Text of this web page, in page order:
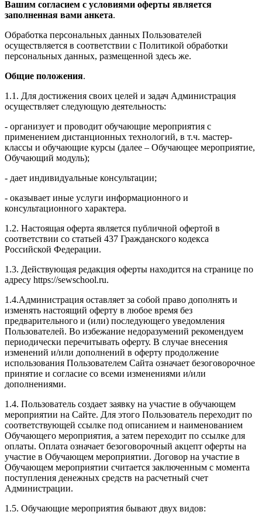
Вашим согласием с условиями оферты является
заполненная вами анкета.
Обработка персональных данных Пользователей
осуществляется в соответствии с Политикой обработки
персональных данных, размещенной здесь же.
Общие положения.
1.1. Для достижения своих целей и задач Администрация
осуществляет следующую деятельность:
- организует и проводит обучающие мероприятия с
применением дистанционных технологий, в т.ч. мастер-
классы и обучающие курсы (далее – Обучающее мероприятие,
Обучающий модуль);
- дает индивидуальные консультации;
- оказывает иные услуги информационного и
консультационного характера.
1.2. Настоящая оферта является публичной офертой в
соответствии со статьей 437 Гражданского кодекса
Российской Федерации.
1.3. Действующая редакция оферты находится на странице по
адресу https://sewschool.ru.
1.4.Администрация оставляет за собой право дополнять и
изменять настоящий оферту в любое время без
предварительного и (или) последующего уведомления
Пользователей. Во избежание недоразумений рекомендуем
периодически перечитывать оферту. В случае внесения
изменений и/или дополнений в оферту продолжение
использования Пользователем Сайта означает безоговорочное
принятие и согласие со всеми изменениями и/или
дополнениями.
1.4. Пользователь создает заявку на участие в обучающем
мероприятии на Сайте. Для этого Пользователь переходит по
соответствующей ссылке под описанием и наименованием
Обучающего мероприятия, а затем переходит по ссылке для
оплаты. Оплата означает безоговорочный акцепт оферты на
участие в Обучающем мероприятии. Договор на участие в
Обучающем мероприятии считается заключенным с момента
поступления денежных средств на расчетный счет
Администрации.
1.5. Обучающие мероприятия бывают двух видов: